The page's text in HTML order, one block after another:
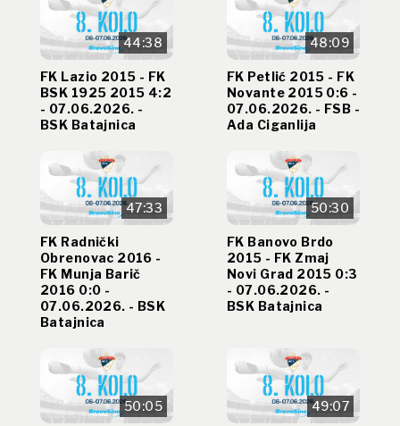
44:38
FK Lazio 2015 - FK
BSK 1925 2015 4:2
- 07.06.2026. -
BSK Batajnica
48:09
FK Petlić 2015 - FK
Novante 2015 0:6 -
07.06.2026. - FSB -
Ada Ciganlija
47:33
FK Radnički
Obrenovac 2016 -
FK Munja Barič
2016 0:0 -
07.06.2026. - BSK
Batajnica
50:30
FK Banovo Brdo
2015 - FK Zmaj
Novi Grad 2015 0:3
- 07.06.2026. -
BSK Batajnica
50:05 49:07